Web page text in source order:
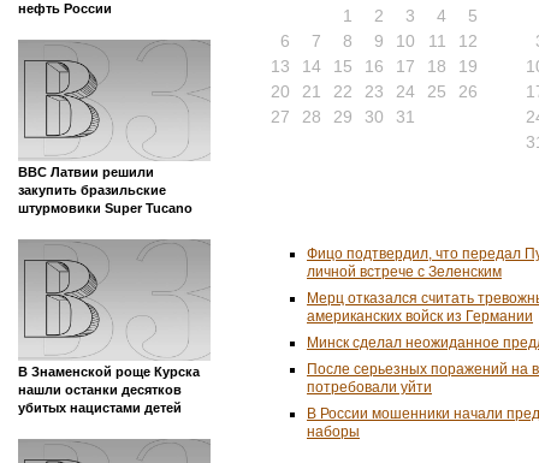
нефть России
ВВС Латвии решили
закупить бразильские
штурмовики Super Tucano
В Знаменской роще Курска
нашли останки десятков
убитых нацистами детей
1 2 3 4
5
6
7 8 9 10 11
12
13
14 15 16 17 18
19
20
21 22 23 24 25
26
27
28 29 30 31
Фицо подтвердил, что передал
личной встрече с Зеленским
Мерц отказался считать
американских войск из Германии
Минск сделал неожиданное
После серьезных поражений на
потребовали уйти
В России мошенники начали
наборы